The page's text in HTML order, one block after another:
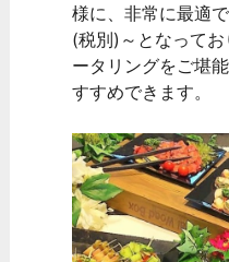
様に、非常に最適
(税別)～となって
ータリングをご堪
すすめできます。